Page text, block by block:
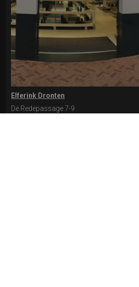
Elferink Dronten
De Redepassage 7-9